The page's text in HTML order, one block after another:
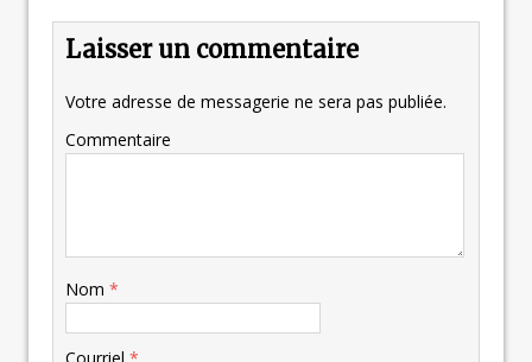
Laisser un commentaire
Votre adresse de messagerie ne sera pas publiée.
Commentaire
Nom *